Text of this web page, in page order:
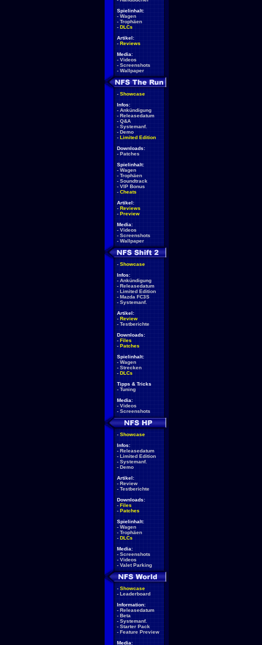
Spielinhalt:
- Wagen
- Trophäen
- DLCs
Artikel:
- Reviews
Media:
- Videos
- Screenshots
- Wallpaper
- Showcase
Infos:
- Ankündigung
- Releasedatum
- Q&A
- Systemanf.
- Demo
- Limited Edition
Downloads:
- Patches
Spielinhalt:
- Wagen
- Trophäen
- Soundtrack
- VIP Bonus
- Cheats
Artikel:
- Reviews
- Preview
Media:
- Videos
- Screenshots
- Wallpaper
- Showcase
Infos:
- Ankündigung
- Releasedatum
- Limited Edition
- Mazda FC3S
- Systemanf.
Artikel:
- Review
- Testberichte
Downloads:
- Files
- Patches
Spielinhalt:
- Wagen
- Strecken
- DLCs
Tipps & Tricks
- Tuning
Media:
- Videos
- Screenshots
- Showcase
Infos:
- Releasedatum
- Limited Edition
- Systemanf.
- Demo
Artikel:
- Review
- Testberichte
Downloads:
- Files
- Patches
Spielinhalt:
- Wagen
- Trophäen
- DLCs
Media:
- Screenshots
- Videos
- Valet Parking
- Showcase
- Leaderboard
Information:
- Releasedatum
- Beta
- Systemanf.
- Starter Pack
- Feature Preview
Media: